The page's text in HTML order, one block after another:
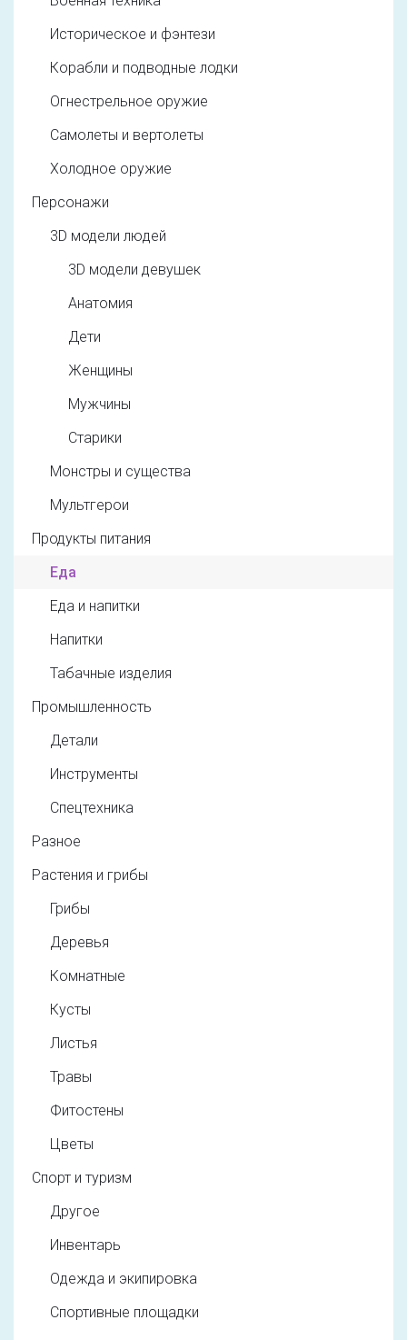
Историческое и фэнтези
Корабли и подводные лодки
Огнестрельное оружие
Самолеты и вертолеты
Холодное оружие
Персонажи
3D модели людей
3D модели девушек
Анатомия
Дети
Женщины
Мужчины
Старики
Монстры и существа
Мультгерои
Продукты питания
Еда
Еда и напитки
Напитки
Табачные изделия
Промышленность
Детали
Инструменты
Спецтехника
Разное
Растения и грибы
Грибы
Деревья
Комнатные
Кусты
Листья
Травы
Фитостены
Цветы
Спорт и туризм
Другое
Инвентарь
Одежда и экипировка
Спортивные площадки